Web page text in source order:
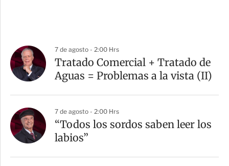
7 de agosto - 2:00 Hrs
Tratado Comercial + Tratado de
Aguas = Problemas a la vista (II)
7 de agosto - 2:00 Hrs
“Todos los sordos saben leer los
labios”